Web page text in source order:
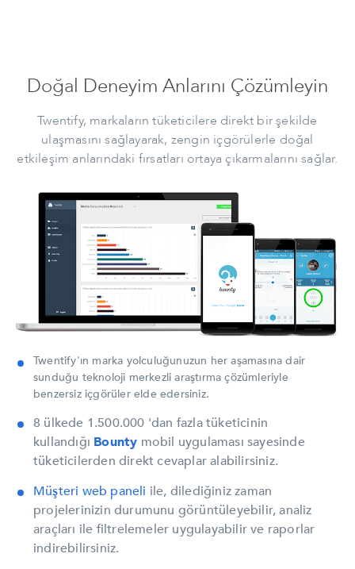
Doğal Deneyim Anlarını Çözümleyin
Twentify, markaların tüketicilere direkt bir şekilde
ulaşmasını sağlayarak, zengin içgörülerle doğal
etkileşim anlarındaki fırsatları ortaya çıkarmalarını sağlar.
Twentify'ın marka yolculuğunuzun her aşamasına dair
sunduğu teknoloji merkezli araştırma çözümleriyle
benzersiz içgörüler elde edersiniz.
8 ülkede 1.500.000 'dan fazla tüketicinin
kullandığı Bounty mobil uygulaması sayesinde
tüketicilerden direkt cevaplar alabilirsiniz.
Müşteri web paneli ile, dilediğiniz zaman
projelerinizin durumunu görüntüleyebilir, analiz
araçları ile filtrelemeler uygulayabilir ve raporlar
indirebilirsiniz.